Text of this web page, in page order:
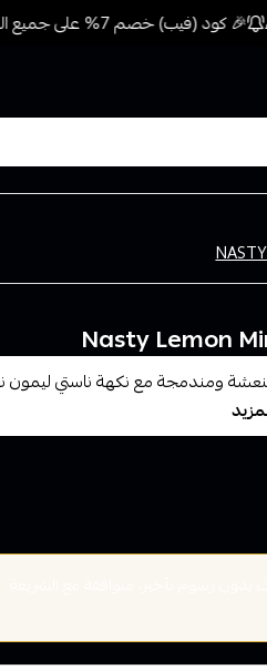
🎉 كود (فيب) خصم 7% على جميع المنتجات حتى المخفضة مسبقًا للمشتريات 499 ريال + شحن وتوصيل مجاني
ومندمجة مع نكهة ناستي ليمون